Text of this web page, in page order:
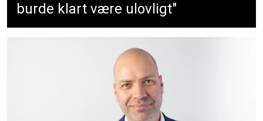
burde klart være ulovligt"